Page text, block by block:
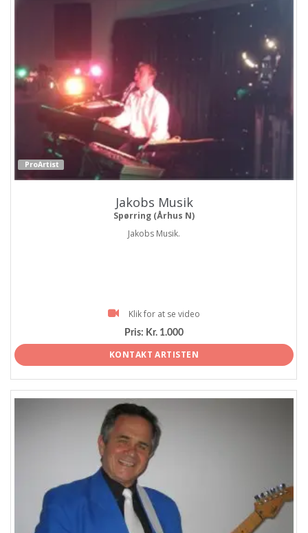
ProArtist
Jakobs Musik
Spørring (Århus N)
Jakobs Musik.
Klik for at se video
Pris: Kr. 1.000
KONTAKT ARTISTEN